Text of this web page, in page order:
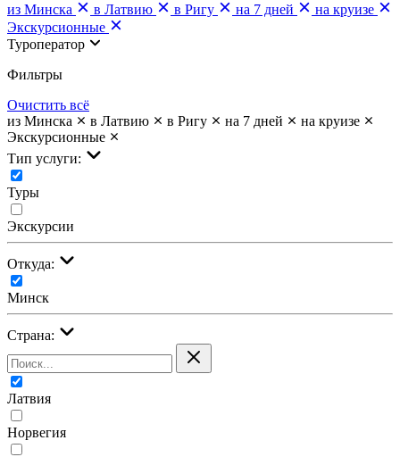
из Минска
в Латвию в Ригу на 7 дней
на круизе
Экскурсионные
Туроператор
Фильтры
Очистить всё
из Минска
в Латвию в Ригу на 7 дней
на круизе
Экскурсионные
Тип услуги:
Туры
Экскурсии
Откуда:
Минск
Страна:
Латвия
Норвегия